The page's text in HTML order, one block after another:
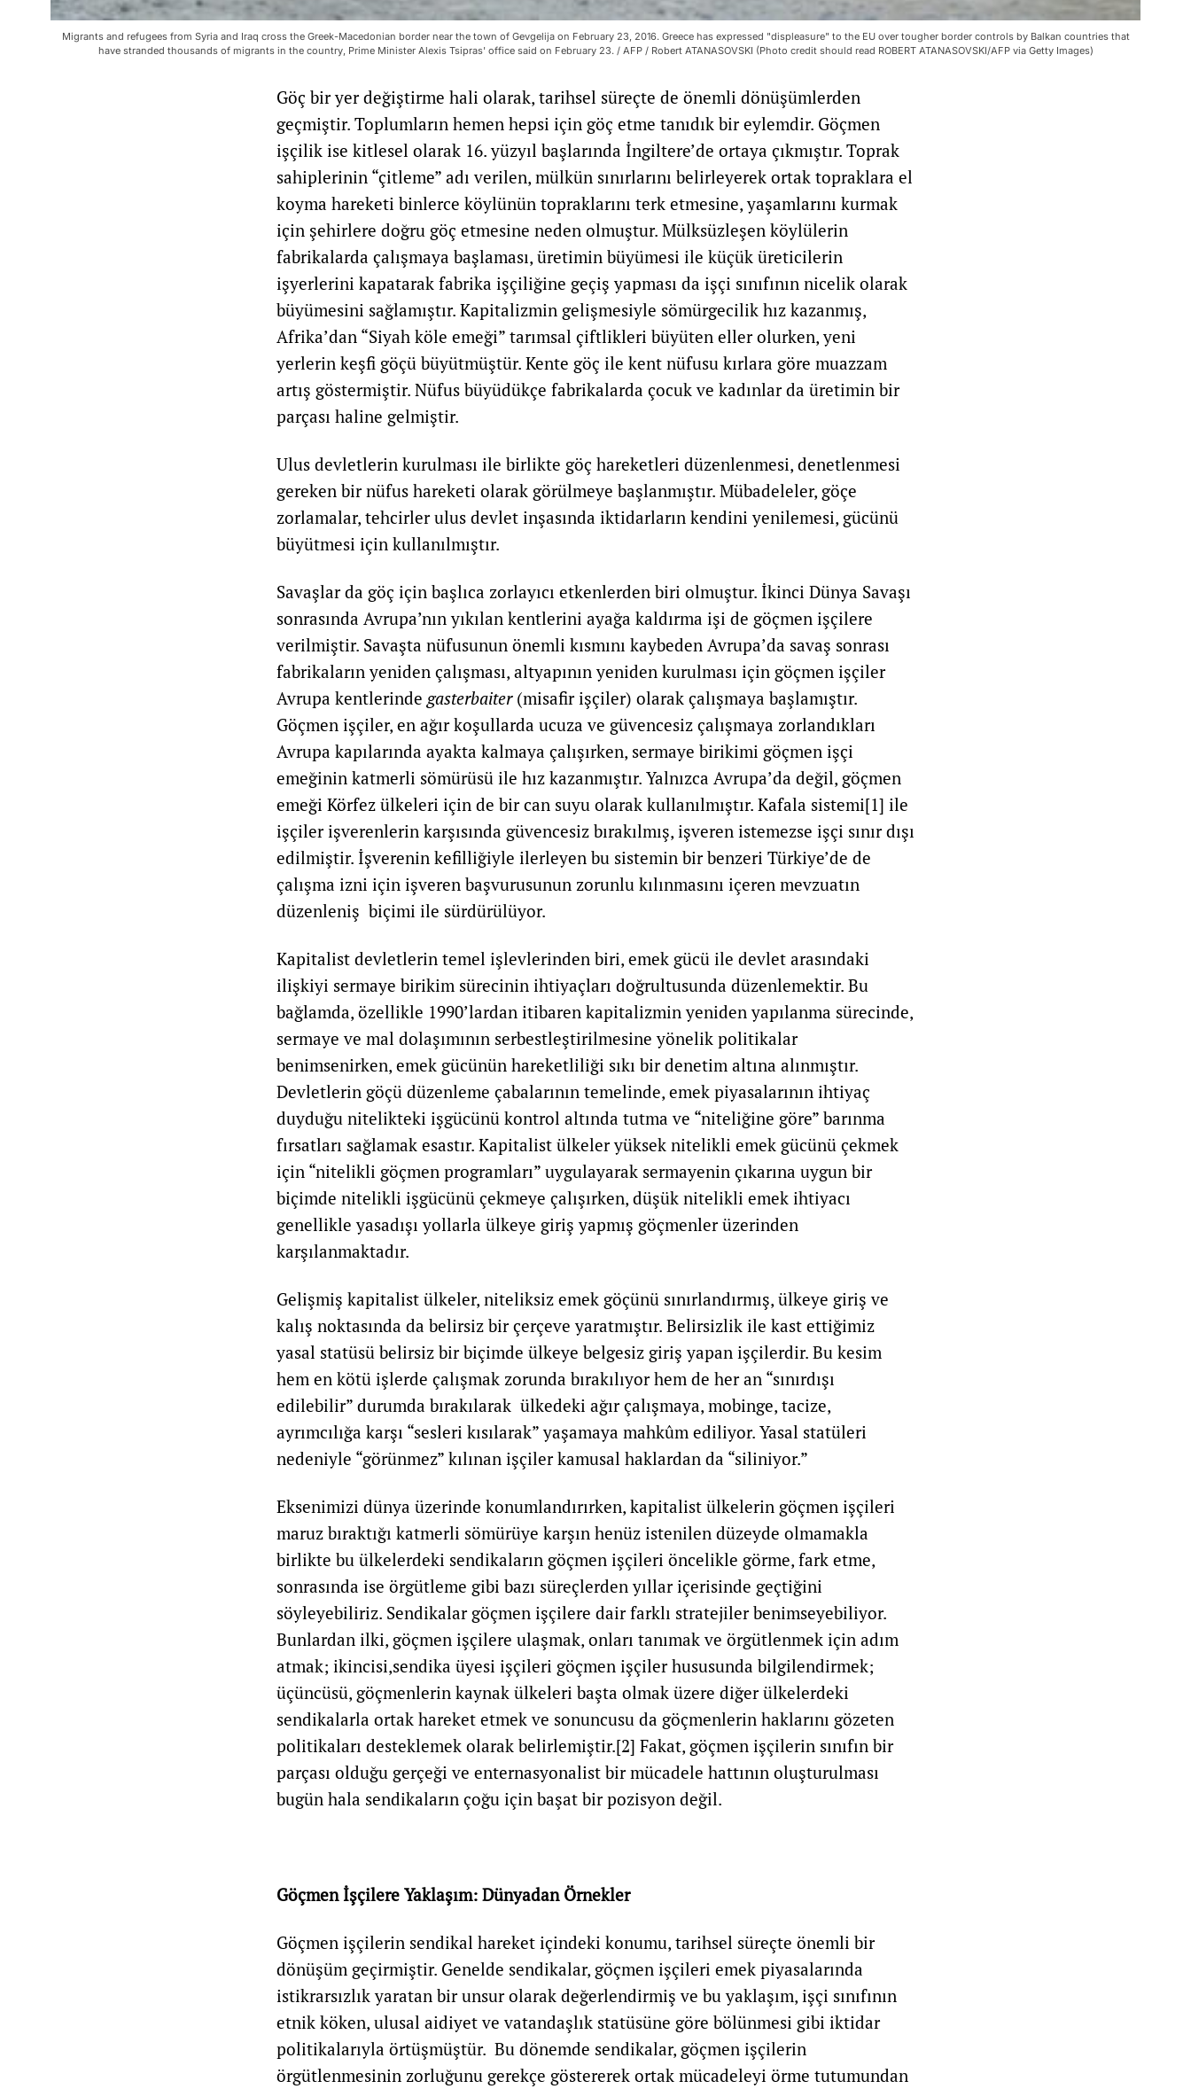
Migrants and refugees from Syria and Iraq cross the Greek-Macedonian border near the town of Gevgelija on February 23, 2016. Greece has expressed "displeasure" to the EU over tougher border controls by Balkan countries that
have stranded thousands of migrants in the country, Prime Minister Alexis Tsipras' office said on February 23. / AFP / Robert ATANASOVSKI (Photo credit should read ROBERT ATANASOVSKI/AFP via Getty Images)
Göç bir yer değiştirme hali olarak, tarihsel süreçte de önemli dönüşümlerden
geçmiştir. Toplumların hemen hepsi için göç etme tanıdık bir eylemdir. Göçmen
işçilik ise kitlesel olarak 16. yüzyıl başlarında İngiltere’de ortaya çıkmıştır. Toprak
sahiplerinin “çitleme” adı verilen, mülkün sınırlarını belirleyerek ortak topraklara el
koyma hareketi binlerce köylünün topraklarını terk etmesine, yaşamlarını kurmak
için şehirlere doğru göç etmesine neden olmuştur. Mülksüzleşen köylülerin
fabrikalarda çalışmaya başlaması, üretimin büyümesi ile küçük üreticilerin
işyerlerini kapatarak fabrika işçiliğine geçiş yapması da işçi sınıfının nicelik olarak
büyümesini sağlamıştır. Kapitalizmin gelişmesiyle sömürgecilik hız kazanmış,
Afrika’dan “Siyah köle emeği” tarımsal çiftlikleri büyüten eller olurken, yeni
yerlerin keşfi göçü büyütmüştür. Kente göç ile kent nüfusu kırlara göre muazzam
artış göstermiştir. Nüfus büyüdükçe fabrikalarda çocuk ve kadınlar da üretimin bir
parçası haline gelmiştir.
Ulus devletlerin kurulması ile birlikte göç hareketleri düzenlenmesi, denetlenmesi
gereken bir nüfus hareketi olarak görülmeye başlanmıştır. Mübadeleler, göçe
zorlamalar, tehcirler ulus devlet inşasında iktidarların kendini yenilemesi, gücünü
büyütmesi için kullanılmıştır.
Savaşlar da göç için başlıca zorlayıcı etkenlerden biri olmuştur. İkinci Dünya Savaşı
sonrasında Avrupa’nın yıkılan kentlerini ayağa kaldırma işi de göçmen işçilere
verilmiştir. Savaşta nüfusunun önemli kısmını kaybeden Avrupa’da savaş sonrası
fabrikaların yeniden çalışması, altyapının yeniden kurulması için göçmen işçiler
Avrupa kentlerinde gasterbaiter(misafir işçiler) olarak çalışmaya başlamıştır.
Göçmen işçiler, en ağır koşullarda ucuza ve güvencesiz çalışmaya zorlandıkları
Avrupa kapılarında ayakta kalmaya çalışırken, sermaye birikimi göçmen işçi
emeğinin katmerli sömürüsü ile hız kazanmıştır. Yalnızca Avrupa’da değil, göçmen
emeği Körfez ülkeleri için de bir can suyu olarak kullanılmıştır. Kafala sistemi[1] ile
işçiler işverenlerin karşısında güvencesiz bırakılmış, işveren istemezse işçi sınır dışı
edilmiştir. İşverenin kefilliğiyle ilerleyen bu sistemin bir benzeri Türkiye’de de
çalışma izni için işveren başvurusunun zorunlu kılınmasını içeren mevzuatın
düzenleniş biçimi ile sürdürülüyor.
Kapitalist devletlerin temel işlevlerinden biri, emek gücü ile devlet arasındaki
ilişkiyi sermaye birikim sürecinin ihtiyaçları doğrultusunda düzenlemektir. Bu
bağlamda, özellikle 1990’lardan itibaren kapitalizmin yeniden yapılanma sürecinde,
sermaye ve mal dolaşımının serbestleştirilmesine yönelik politikalar
benimsenirken, emek gücünün hareketliliği sıkı bir denetim altına alınmıştır.
Devletlerin göçü düzenleme çabalarının temelinde, emek piyasalarının ihtiyaç
duyduğu nitelikteki işgücünü kontrol altında tutma ve “niteliğine göre” barınma
fırsatları sağlamak esastır. Kapitalist ülkeler yüksek nitelikli emek gücünü çekmek
için “nitelikli göçmen programları” uygulayarak sermayenin çıkarına uygun bir
biçimde nitelikli işgücünü çekmeye çalışırken, düşük nitelikli emek ihtiyacı
genellikle yasadışı yollarla ülkeye giriş yapmış göçmenler üzerinden
karşılanmaktadır.
Gelişmiş kapitalist ülkeler, niteliksiz emek göçünü sınırlandırmış, ülkeye giriş ve
kalış noktasında da belirsiz bir çerçeve yaratmıştır. Belirsizlik ile kast ettiğimiz
yasal statüsü belirsiz bir biçimde ülkeye belgesiz giriş yapan işçilerdir. Bu kesim
hem en kötü işlerde çalışmak zorunda bırakılıyor hem de her an “sınırdışı
edilebilir” durumda bırakılarak ülkedeki ağır çalışmaya, mobinge, tacize,
ayrımcılığa karşı “sesleri kısılarak” yaşamaya mahkûm ediliyor. Yasal statüleri
nedeniyle “görünmez” kılınan işçiler kamusal haklardan da “siliniyor.”
Eksenimizi dünya üzerinde konumlandırırken, kapitalist ülkelerin göçmen işçileri
maruz bıraktığı katmerli sömürüye karşın henüz istenilen düzeyde olmamakla
birlikte bu ülkelerdeki sendikaların göçmen işçileri öncelikle görme, fark etme,
sonrasında ise örgütleme gibi bazı süreçlerden yıllar içerisinde geçtiğini
söyleyebiliriz. Sendikalar göçmen işçilere dair farklı stratejiler benimseyebiliyor.
Bunlardan ilki, göçmen işçilere ulaşmak, onları tanımak ve örgütlenmek için adım
atmak; ikincisi,sendika üyesi işçileri göçmen işçiler hususunda bilgilendirmek;
üçüncüsü, göçmenlerin kaynak ülkeleri başta olmak üzere diğer ülkelerdeki
sendikalarla ortak hareket etmek ve sonuncusu da göçmenlerin haklarını gözeten
politikaları desteklemek olarak belirlemiştir.[2] Fakat, göçmen işçilerin sınıfın bir
parçası olduğu gerçeği ve enternasyonalist bir mücadele hattının oluşturulması
bugün hala sendikaların çoğu için başat bir pozisyon değil.
Göçmen İşçilere Yaklaşım: Dünyadan Örnekler
Göçmen işçilerin sendikal hareket içindeki konumu, tarihsel süreçte önemli bir
dönüşüm geçirmiştir. Genelde sendikalar, göçmen işçileri emek piyasalarında
istikrarsızlık yaratan bir unsur olarak değerlendirmiş ve bu yaklaşım, işçi sınıfının
etnik köken, ulusal aidiyet ve vatandaşlık statüsüne göre bölünmesi gibi iktidar
politikalarıyla örtüşmüştür. Bu dönemde sendikalar, göçmen işçilerin
örgütlenmesinin zorluğunu gerekçe göstererek ortak mücadeleyi örme tutumundan